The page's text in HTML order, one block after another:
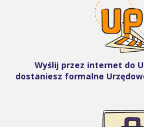
Wyślij przez internet do
dostaniesz formalne